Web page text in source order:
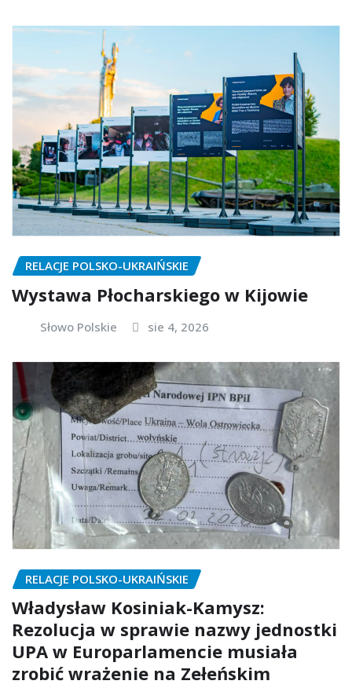
RELACJE POLSKO-UKRAIŃSKIE
Wystawa Płocharskiego w Kijowie
Słowo Polskie sie 4, 2026
RELACJE POLSKO-UKRAIŃSKIE
Władysław Kosiniak-Kamysz:
Rezolucja w sprawie nazwy jednostki
UPA w Europarlamencie musiała
zrobić wrażenie na Zełeńskim